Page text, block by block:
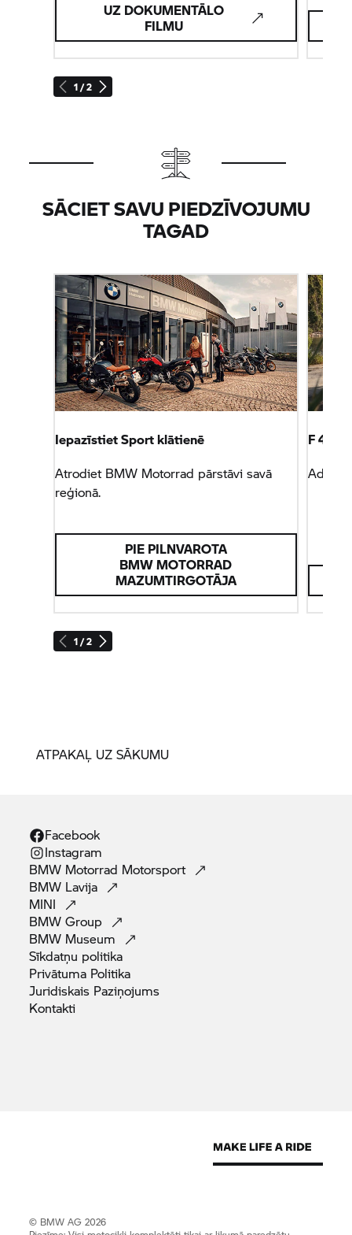
1 / 2
UZ DOKUMENTĀLO
FILMU
SĀCIET SAVU PIEDZĪVOJUMU
TAGAD
1 / 2
Iepazīstiet Sport klātienē
Atrodiet BMW Motorrad pārstāvi savā
reģionā.
PIE PILNVAROTA
BMW MOTORRAD
MAZUMTIRGOTĀJA
F 450
ATPAKAĻ UZ SĀKUMU
Facebook
Instagram
BMW Motorrad Motorsport
BMW Lavija
MINI
BMWGroup
BMW Museum
Sīkdatņu politika
Privātuma Politika
Juridiskais Paziņojums
Kontakti
© BMW AG 2026